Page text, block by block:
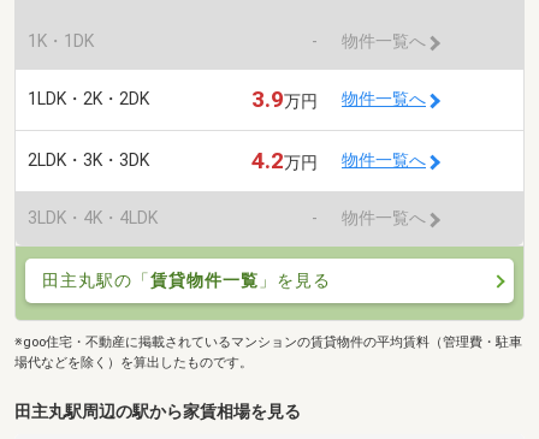
1K・1DK - 物件一覧へ
1LDK・2K・2DK 3.9万円 物件一覧へ
2LDK・3K・3DK 4.2万円 物件一覧へ
3LDK・4K・4LDK - 物件一覧へ
田主丸駅の「賃貸物件一覧 」を見る
※goo住宅・不動産に掲載されているマンションの賃貸物件の平均賃料（管理費・駐車
場代などを除く）を算出したものです。
田主丸駅周辺の駅から家賃相場を見る